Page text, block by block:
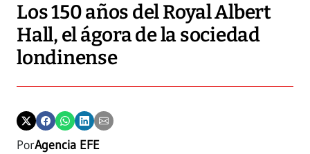
Los 150 años del Royal Albert
Hall, el ágora de la sociedad
londinense
PorAgencia EFE